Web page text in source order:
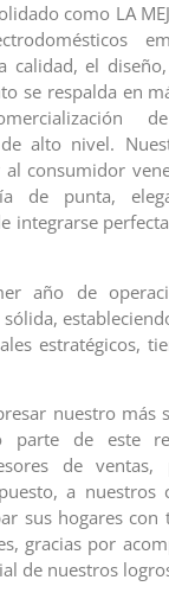
como LA
calidad, el
se respalda en
de alto nivel.
consumidor
de punta,
integrarse
año de
estratégicos,
nuestro más
parte de este
de
a nuestros
sus hogares
gracias por
de nuestros